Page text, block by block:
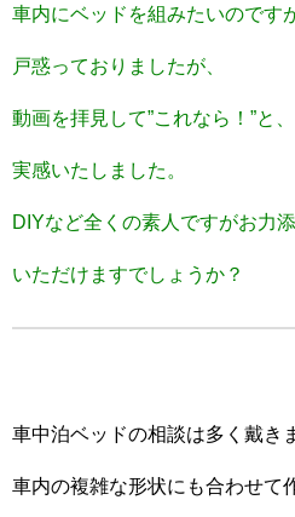
車内にベッドを組みたいのです
戸惑っておりましたが
動画を拝見して”これなら！”と、
実感いたしました。
DIYなど全くの素人ですがお力
いただけますでしょうか？
車中泊ベッドの相談は多く戴き
車内の複雑な形状にも合わせて